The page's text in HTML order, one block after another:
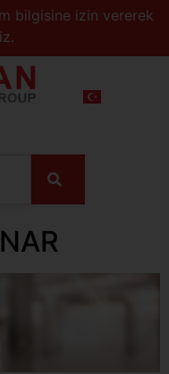
bilgisine izin vererek